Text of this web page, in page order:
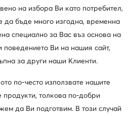
Reebok
на избора Ви като потребител,
да бъде много изгодна, временна
специално за Вас въз основа на
поведението Ви на нашия сайт,
за други наши Клиенти.
по-често използвате нашите
продукти, толкова по-добри
да Ви подготвим. В този случай